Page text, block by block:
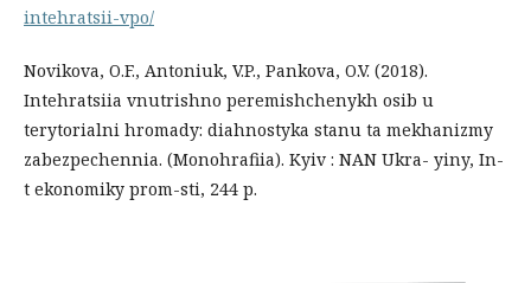
intehratsii-vpo/
Novikova, O.F., Antoniuk, V.P., Pankova, O.V. (2018).
Intehratsiia vnutrishno peremishchenykh osib u
terytorialni hromady: diahnostyka stanu ta mekhanizmy
zabezpechennia. (Monohrafiia). Kyiv : NAN Ukra- yiny, In-
t ekonomiky prom-sti, 244 p.